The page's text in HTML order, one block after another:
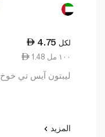
4.75 لكل
1.48 ١٠٠ مل
ليبتون آيس تي خوخ 320 مل
المزيد